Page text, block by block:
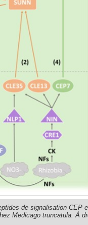
de signalisation
Medicago truncatula. À